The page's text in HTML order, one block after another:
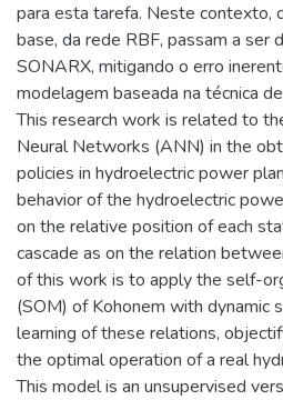
para esta tarefa. Neste contexto,
base, da rede RBF, passam a ser
SONARX, mitigando o erro
modelagem baseada na técnica
This research work is related to
Neural Networks (ANN) in the
policies in hydroelectric power
behavior of the hydroelectric
on the relative position of each
cascade as on the relation
of this work is to apply the self-
(SOM) of Kohonem with dynamic
learning of these relations,
the optimal operation of a real
This model is an unsupervised